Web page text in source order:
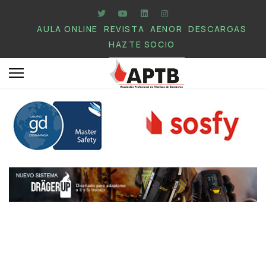
AULA ONLINE REVISTA AENOR
DESCARGAS
HAZTE SOCIO